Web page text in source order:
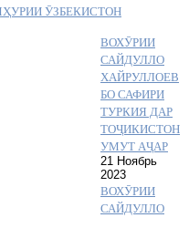
ӮЗБЕКИСТОН
ВОХӮРИИ
САЙДУЛЛО
ХАЙРУЛЛОЕВ
БО САФИРИ
ТУРКИЯ ДАР
ТОҶИКИСТОН
УМУТ АҶАР
21 Ноябрь
2023
ВОХӮРИИ
САЙДУЛЛО